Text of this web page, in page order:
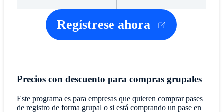
Regístrese ahora
Precios con descuento para compras grupales
Este programa es para empresas que quieren comprar pases
de registro de forma grupal o si está comprando un pase en